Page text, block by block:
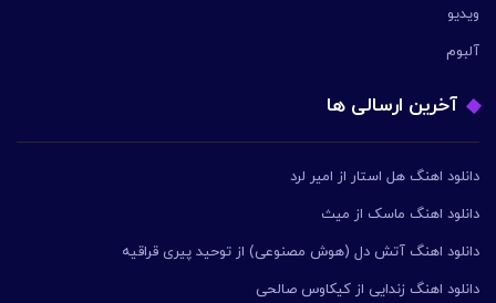
ویدیو
آلبوم
آخرین ارسالی ها
دانلود اهنگ هل استار از امیر لرد
دانلود اهنگ ماسک از میث
دانلود اهنگ آتش دل (هوش مصنوعی) از توحید پیری قراقیه
دانلود اهنگ زندایی از کیکاوس صالحی